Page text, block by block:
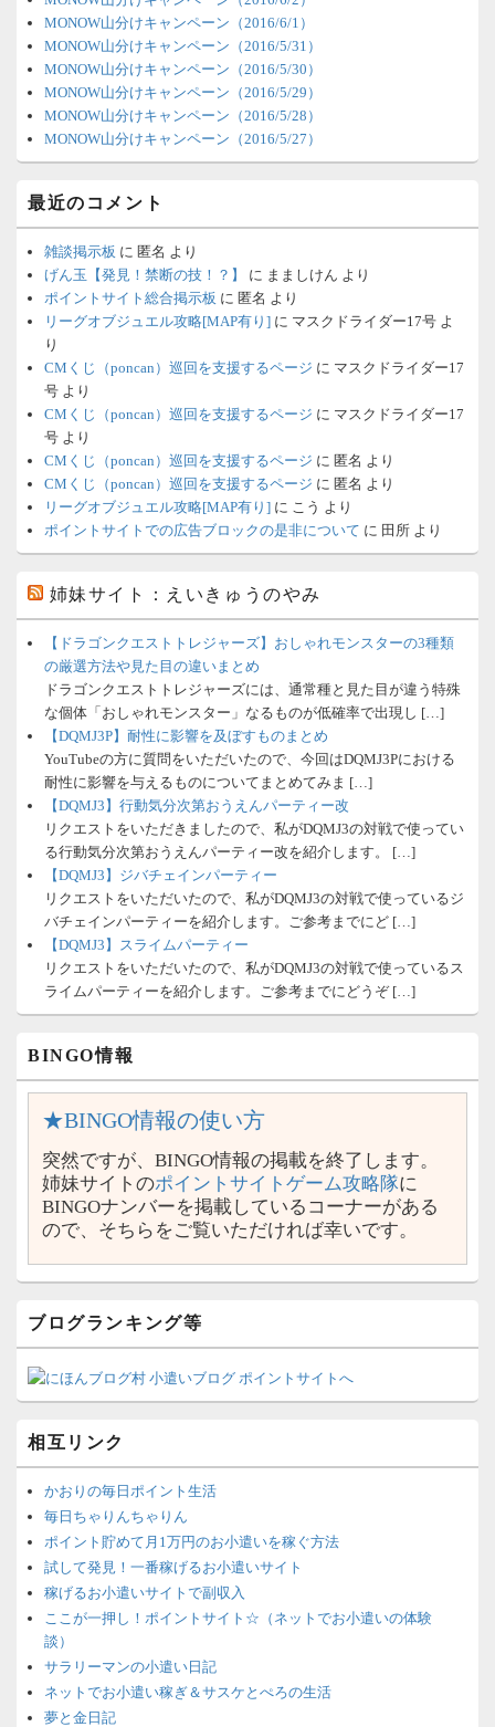
ア
MONOW山分けキャンペーン（2016/6/1）
MONOW山分けキャンペーン（2016/5/31）
MONOW山分けキャンペーン（2016/5/30）
MONOW山分けキャンペーン（2016/5/29）
MONOW山分けキャンペーン（2016/5/28）
MONOW山分けキャンペーン（2016/5/27）
最近のコメント
雑談掲示板 に 匿名 より
げん玉【発見！禁断の技！？】
に まましけん より
ポイントサイト総合掲示板 に 匿名 より
リーグオブジュエル攻略[MAP有り] に マスクドライダー17号 よ
り
CMくじ（poncan）巡回を支援するページ に マスクドライダー17
号 より
CMくじ（poncan）巡回を支援するページ に マスクドライダー17
号 より
CMくじ（poncan）巡回を支援するページ に 匿名 より
CMくじ（poncan）巡回を支援するページ に 匿名 より
リーグオブジュエル攻略[MAP有り] に こう より
ポイントサイトでの広告ブロックの是非について に 田所 より
姉妹サイト：えいきゅうのやみ
【ドラゴンクエストトレジャーズ】おしゃれモンスターの3種類
の厳選方法や見た目の違いまとめ
ドラゴンクエストトレジャーズには、通常種と見た目が違う特殊
な個体「おしゃれモンスター」なるものが低確率で出現し […]
【DQMJ3P】耐性に影響を及ぼすものまとめ
YouTubeの方に質問をいただいたので、今回はDQMJ3Pにおける
耐性に影響を与えるものについてまとめてみま […]
【DQMJ3】行動気分次第おうえんパーティー改
リクエストをいただきましたので、私がDQMJ3の対戦で使ってい
る行動気分次第おうえんパーティー改を紹介します。 […]
【DQMJ3】ジバチェインパーティー
リクエストをいただいたので、私がDQMJ3の対戦で使っているジ
バチェインパーティーを紹介します。ご参考までにど […]
【DQMJ3】スライムパーティー
リクエストをいただいたので、私がDQMJ3の対戦で使っているス
ライムパーティーを紹介します。ご参考までにどうぞ […]
BINGO情報
★BINGO情報の使い方
突然ですが、BINGO情報の掲載を終了します。
姉妹サイトのポイントサイトゲーム攻略隊に
BINGOナンバーを掲載しているコーナーがある
ので、そちらをご覧いただければ幸いです。
ブログランキング等
相互リンク
かおりの毎日ポイント生活
毎日ちゃりんちゃりん
ポイント貯めて月1万円のお小遣いを稼ぐ方法
試して発見！一番稼げるお小遣いサイト
稼げるお小遣いサイトで副収入
ここが一押し！ポイントサイト☆（ネットでお小遣いの体験
談）
サラリーマンの小遣い日記
ネットでお小遣い稼ぎ＆サスケとぺろの生活
夢と金日記